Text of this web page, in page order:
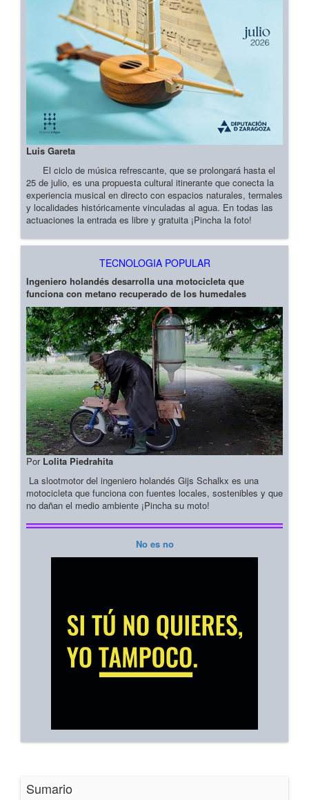
Luis Gareta
El ciclo de música refrescante, que se prolongará hasta el
25 de julio, es una propuesta cultural itinerante que conecta la
experiencia musical en directo con espacios naturales, termales
y localidades históricamente vinculadas al agua. En todas las
actuaciones la entrada es libre y gratuita ¡Pincha la foto!
TECNOLOGIA POPULAR
Ingeniero holandés desarrolla una motocicleta que
funciona con metano recuperado de los humedales
Por Lolita Piedrahita
La slootmotor del ingeniero holandés Gijs Schalkx es una
motocicleta que funciona con fuentes locales, sostenibles y que
no dañan el medio ambiente ¡Pincha su moto!
No es no
Sumario